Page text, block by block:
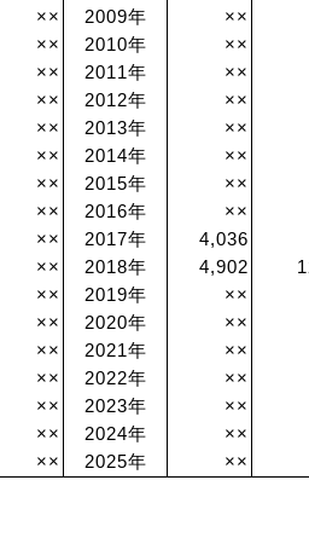
×× 2009年
××
×× 2010年
××
×× 2011年
××
×× 2012年
××
×× 2013年
××
×× 2014年
××
×× 2015年
××
×× 2016年
××
×× 2017年
4,036
×× 2018年 4,902
×× 2019年
××
×× 2020年
××
×× 2021年
××
×× 2022年
××
×× 2023年
××
×× 2024年
××
×× 2025年 ××